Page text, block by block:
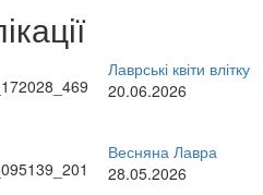
Лаврські квіти влітку
20.06.2026
Весняна Лавра
28.05.2026